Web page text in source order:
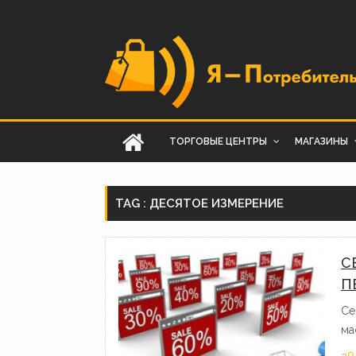
ТОРГОВЫЕ ЦЕНТРЫ МАГАЗИНЫ
TAG : ДЕСЯТОЕ ИЗМЕРЕНИЕ